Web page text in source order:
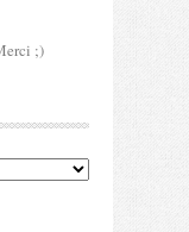
;)
Catégories